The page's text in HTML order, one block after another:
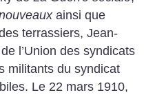
ainsi que
terrassiers, Jean-
l’Union des syndicats
militants du syndicat
Le 22 mars 1910,